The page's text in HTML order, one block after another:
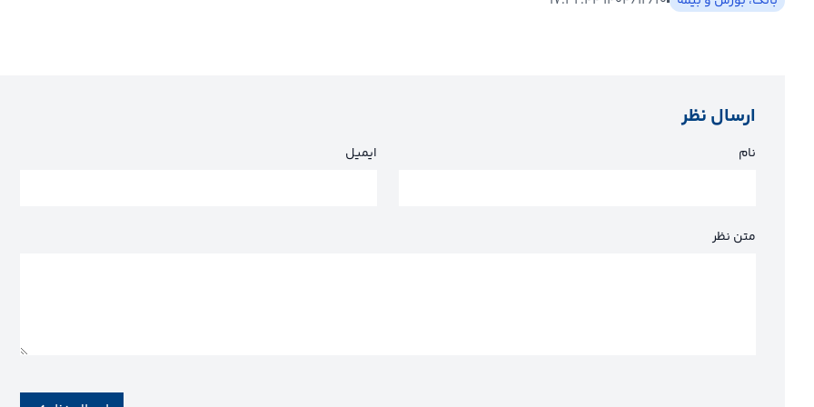
ارسال نظر
نام ایمیل
متن نظر